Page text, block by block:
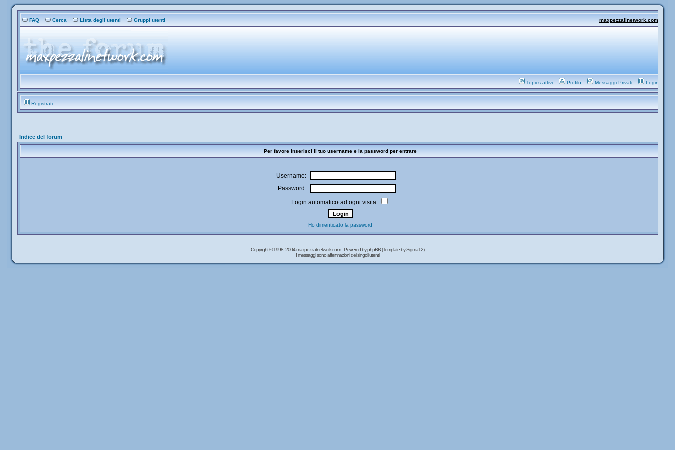
FAQ Cerca Lista degli utenti Gruppi utenti maxpezzalinetwork.com
Topics attivi Profilo Messaggi Privati Login
Registrati
Indice del forum
Per favore inserisci il tuo username e la password per entrare
Username:
Password:
Login automatico ad ogni visita:
Ho dimenticato la password
Copyright © 1998, 2004 maxpezzalinetwork.com - Powered byphpBB(Template by Sigma12)
I messaggi sono affermazioni dei singoli utenti